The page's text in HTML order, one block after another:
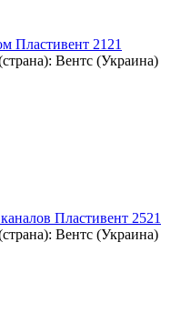
Пластивент 2121
Вентс (Украина)
Пластивент 2521
Вентс (Украина)